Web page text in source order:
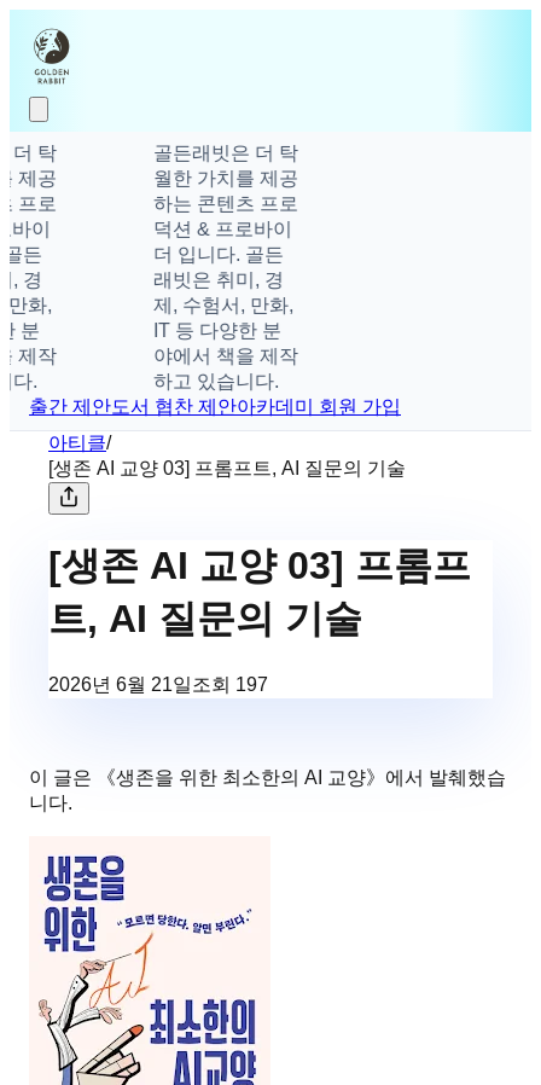
탁
제공
프로
이
든
경
화,
분
제작
.
골든래빗은 더 탁
월한 가치를 제공
하는 콘텐츠 프로
덕션 & 프로바이
더 입니다. 골든
래빗은 취미, 경
제, 수험서, 만화,
IT 등 다양한 분
야에서 책을 제작
하고 있습니다.
출간 제안도서 협찬 제안아카데미 회원 가입
아티클/
[생존 AI 교양 03] 프롬프트, AI 질문의 기술
[생존 AI 교양 03] 프롬프
트, AI 질문의 기술
2026년 6월 21일조회 197
이 글은 《생존을 위한 최소한의 AI 교양》에서 발췌했습
니다.